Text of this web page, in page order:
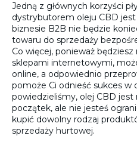
Jedną z głównych korzyści
dystrybutorem oleju CBD
biznesie B2B nie będzie
towaru do sprzedaży
Co więcej, ponieważ będziesz
sklepami internetowymi,
online, a odpowiednio
pomoże Ci odnieść sukces w
powiedzieliśmy, olej CBD
początek, ale nie jesteś
kupić dowolny rodzaj
sprzedaży hurtowej.